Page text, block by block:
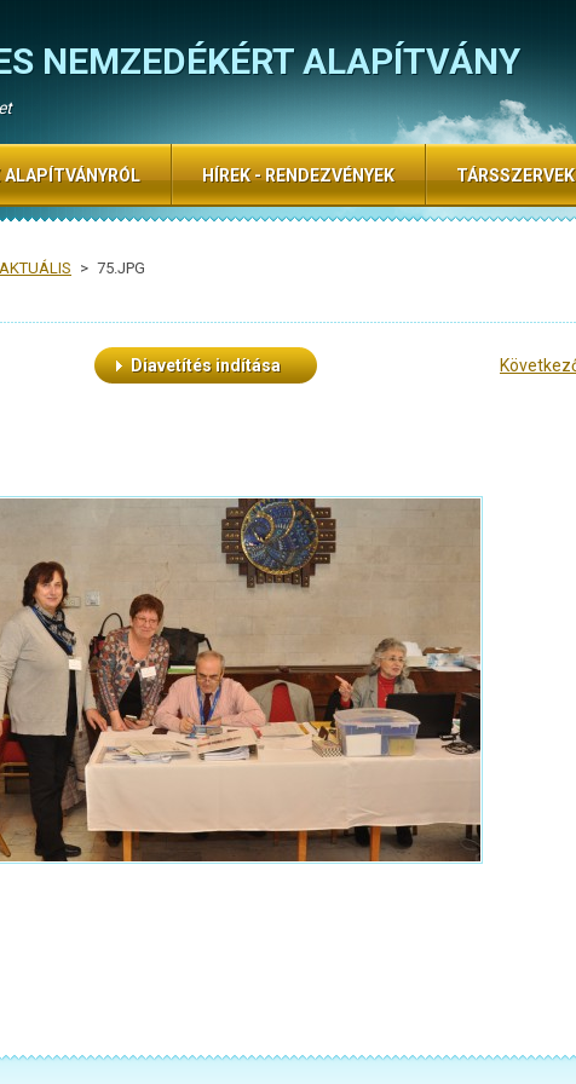
NEMZEDÉKÉRT ALAPÍTVÁNY
> 75.JPG
Diavetítés indítása
ALAPÍTVÁNYRÓL HÍREK - RENDEZVÉNYEK TÁRSSZERVEK